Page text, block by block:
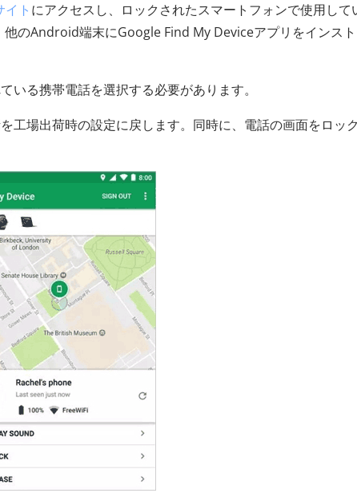
ト にアクセスし、ロックされたスマートフォンで使用して
のAndroid端末にGoogle Find My Deviceアプリをインス
いる携帯電話を選択する必要があります。
工場出荷時の設定に戻します。同時に、電話の画面をロッ